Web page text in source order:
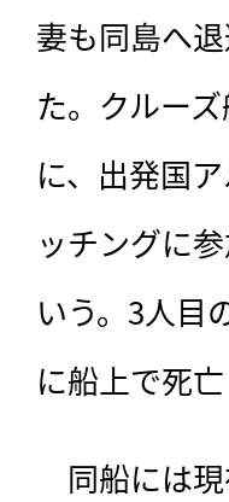
妻も同島へ
た。クルー
に、出発国
ッチングに
いう。3人目
に船上で死亡
同船には現